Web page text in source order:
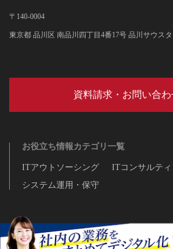
〒140-0004
東京都 品川区 南品川四丁目4番17号 品川サウス
資料請求・お問い
お役立ち情報カテゴリ一覧
ITアウトソーシング ITコンサルティ
システム運用・保守
Copyright © 2020 Kodama System Co.,Ltd.